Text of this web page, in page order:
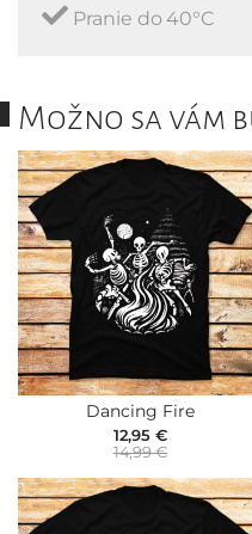
Pranie do 40°C
Možno sa vám
Dancing Fire
12,95 €
14,99 €